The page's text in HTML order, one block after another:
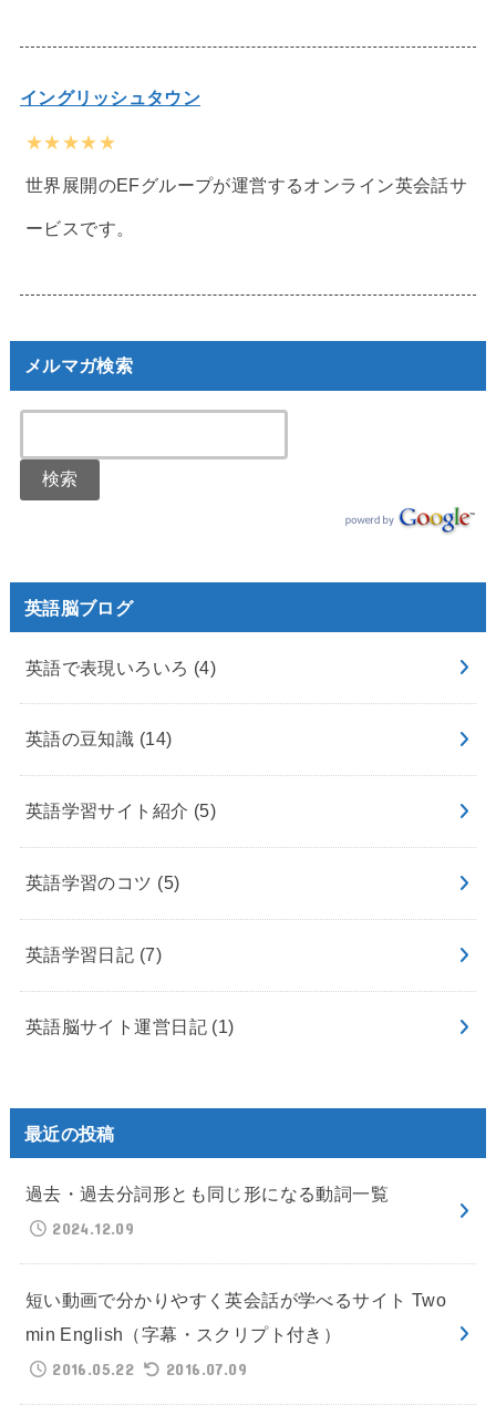
イングリッシュタウン
★★★★★
世界展開のEFグループが運営するオンライン英会話サ
ービスです。
メルマガ検索
英語脳ブログ
英語で表現いろいろ (4)
英語の豆知識 (14)
英語学習サイト紹介 (5)
英語学習のコツ (5)
英語学習日記 (7)
英語脳サイト運営日記 (1)
最近の投稿
過去・過去分詞形とも同じ形になる動詞一覧
2024.12.09
短い動画で分かりやすく英会話が学べるサイト Two
min English（字幕・スクリプト付き）
2016.05.22
2016.07.09